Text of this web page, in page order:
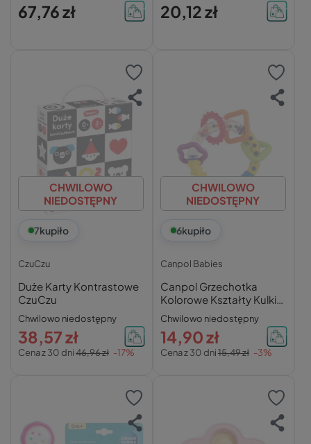
67,76 zł 20,12 zł
CHWILOWO
NIEDOSTĘPNY
7kupiło
CzuCzu
Duże Karty Kontrastowe
CzuCzu
Chwilowo niedostępny
Cena z 30 dni46,96 zł -17%
38,57 zł
CHWILOWO
NIEDOSTĘPNY
6kupiło
Canpol Babies
Canpol Grzechotka
Kolorowe Kształty Kulki
Gryzak
Chwilowo niedostępny
Cena z 30 dni15,49 zł -3%
14,90 zł